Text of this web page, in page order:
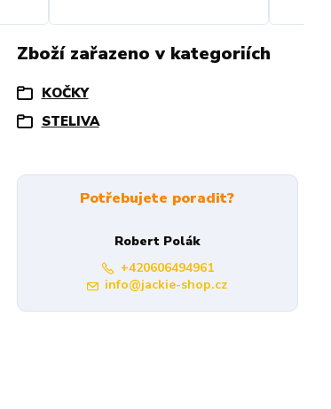
Zboží zařazeno v kategoriích
KOČKY
STELIVA
Potřebujete poradit?
Robert Polák
+420606494961
info@jackie-shop.cz